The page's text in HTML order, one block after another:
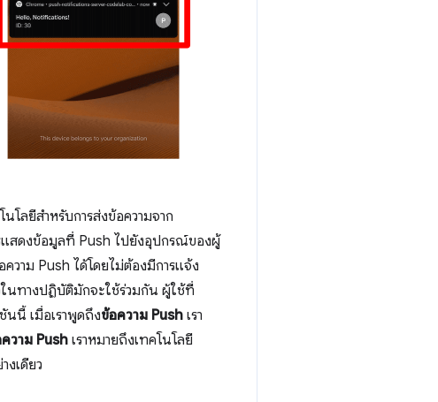
โลยีสำหรับการส่งข้อความจาก
รแสดงข้อมูลที่ Push ไปยังอุปกรณ์ของผู้
วาม Push ได้โดยไม่ต้องมีการแจ้ง
นทางปฏิบัติมักจะใช้ร่วมกัน ผู้ใช้ที่
นนี้ เมื่อเราพูดถึงข้อความ Push เรา
วาม Push เราหมายถึงเทคโนโลยี
งเดียว